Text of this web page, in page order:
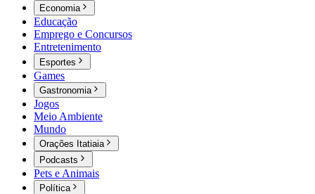
Economia
Educação
Emprego e Concursos
Entretenimento
Esportes
Games
Gastronomia
Jogos
Meio Ambiente
Mundo
Orações Itatiaia
Podcasts
Pets e Animais
Política